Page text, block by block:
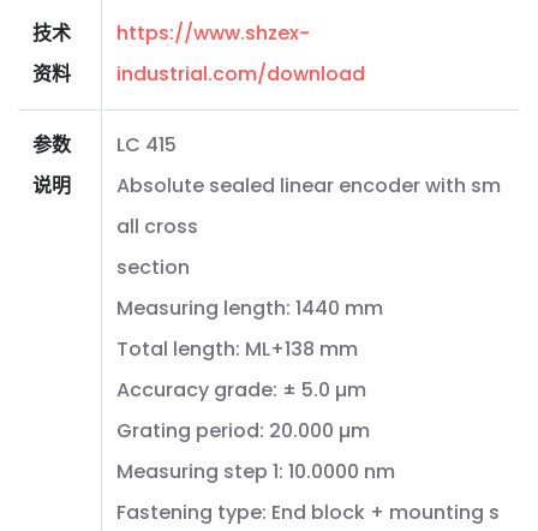
技术
资料
https://www.shzex-
industrial.com/download
参数
说明
LC 415
Absolute sealed linear encoder with sm
all cross
section
Measuring length: 1440 mm
Total length: ML+138 mm
Accuracy grade: ± 5.0 µm
Grating period: 20.000 µm
Measuring step 1: 10.0000 nm
Fastening type: End block + mounting s